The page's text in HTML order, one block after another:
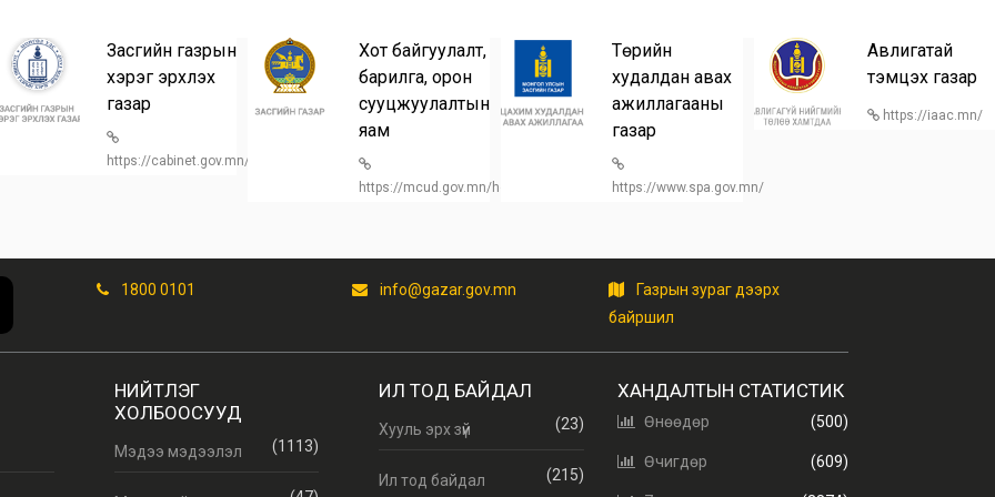
Засгийн газрын
хэрэг эрхлэх
газар
https://cabinet.gov.mn/
Хот байгуулалт,
барилга, орон
сууцжуулалтын
яам
https://mcud.gov.mn/home
Төрийн
худалдан авах
ажиллагааны
газар
https://www.spa.gov.mn/
Авлигатай
тэмцэх газар
https://iaac.mn/
1800 0101 info@gazar.gov.mn
Газрын зураг дээрх
байршил
НИЙТЛЭГ
ХОЛБООСУУД
Мэдээ мэдээлэл (1113)
ИЛ ТОД БАЙДАЛ
Хууль эрх зүй (23)
Ил тод байдал (215)
ХАНДАЛТЫН СТАТИСТИК
Өнөөдөр (500)
Өчигдөр (609)